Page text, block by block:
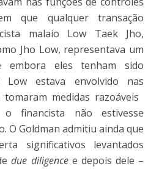
que qualquer transação
malaio Low Taek Jho,
Jho Low, representava um
embora eles tenham sido
estava envolvido nas
medidas razoáveis
financista não estivesse
O Goldman admitiu ainda que
significativos levantados
due diligencee depois dele –